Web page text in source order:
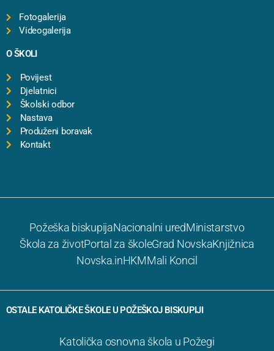
Fotogalerija
Videogalerija
O ŠKOLI
Povijest
Djelatnici
Školski odbor
Nastava
Produženi boravak
Kontakt
Požeška biskupijaNacionalni uredMinistarstvo
Škola za životPortal za školeGrad NovskaKnjižnica
Novska.inHKMMali Koncil
OSTALE KATOLIČKE ŠKOLE U POŽEŠKOJ BISKUPIJI
Katolička osnovna škola u Požegi